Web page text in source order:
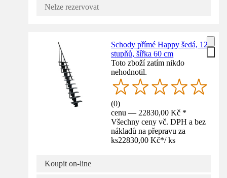
Nelze rezervovat
Schody přímé Happy šedá, 12
stupňů, šířka 60 cm
Toto zboží zatím nikdo
nehodnotil.
(0)
cenu — 22830,00 Kč *
Všechny ceny vč. DPH a bez
nákladů na přepravu za
ks22830,00 Kč*/ ks
Koupit on-line